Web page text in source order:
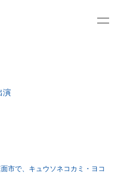
演
市で、キュウソネコカミ・ヨコ